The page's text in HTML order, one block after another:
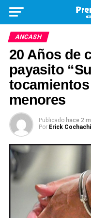
ANCASH
20 Años de
payasito
menores
Publicado hace 2
Por Erick